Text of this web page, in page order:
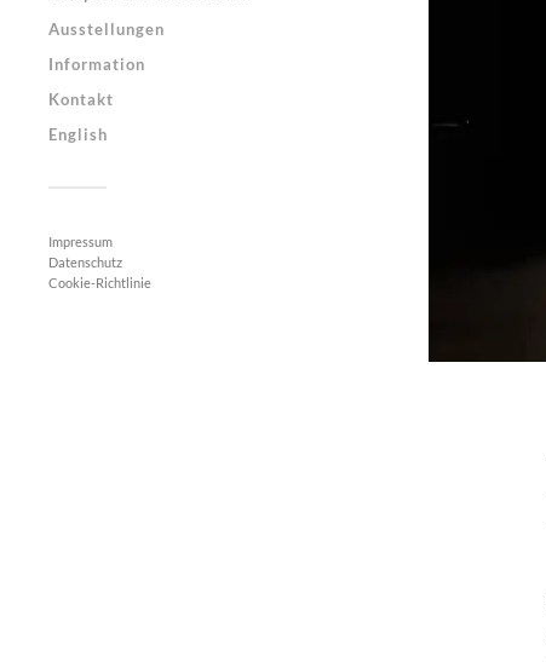
Ausstellungen
Information
Kontakt
English
Impressum
Datenschutz
Cookie-Richtlinie